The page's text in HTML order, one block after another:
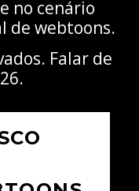
no cenário
de webtoons.
Falar de